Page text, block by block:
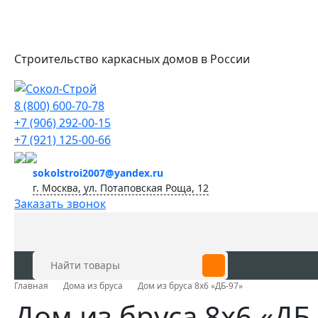
Строительство каркасных домов в России
8 (800) 600-70-78
+7 (906) 292-00-15
+7 (921) 125-00-66
sokolstroi2007@yandex.ru
г. Москва, ул. Потаповская Роща, 12
Заказать звонок
Главная Дома из бруса Дом из бруса 8х6 «ДБ-97»